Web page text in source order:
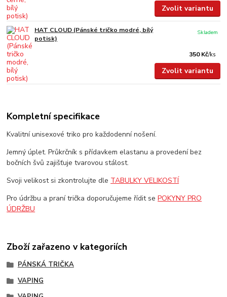
Zvolit variantu
HAT CLOUD (Pánské tričko modré, bílý
potisk)
350 Kč/ks
Skladem
Zvolit variantu
Kompletní specifikace
Kvalitní unisexové triko pro každodenní nošení.
Jemný úplet. Průkrčník s přídavkem elastanu a provedení bez
bočních švů zajišťuje tvarovou stálost.
Svoji velikost si zkontrolujte dle TABULKY VELIKOSTÍ
Pro údržbu a praní trička doporučujeme řídit sePOKYNY PRO
ÚDRŽBU
Zboží zařazeno v kategoriích
PÁNSKÁ TRIČKA
VAPING